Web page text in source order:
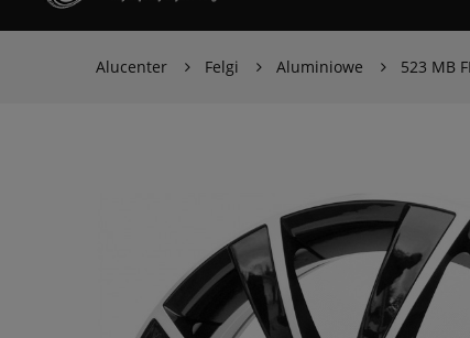
Alucenter Felgi Aluminiowe 523 MB